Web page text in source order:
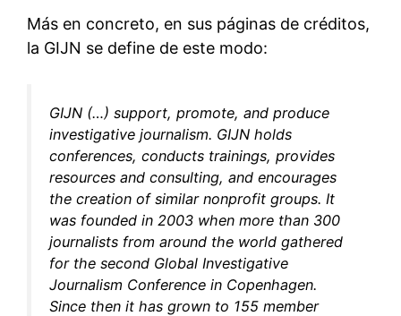
Más en concreto, en sus páginas de créditos,
la GIJN se define de este modo:
GIJN (…) support, promote, and produce
investigative journalism. GIJN holds
conferences, conducts trainings, provides
resources and consulting, and encourages
the creation of similar nonprofit groups. It
was founded in 2003 when more than 300
journalists from around the world gathered
for the second Global Investigative
Journalism Conference in Copenhagen.
Since then it has grown to 155 member